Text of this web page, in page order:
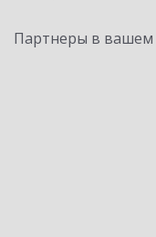
Партнеры в вашем